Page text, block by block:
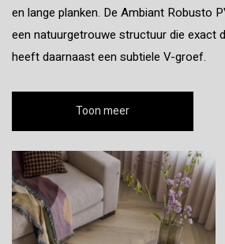
en lange planken. De Ambiant Robusto
een natuurgetrouwe structuur die exact
heeft daarnaast een subtiele V-groef.
Toon meer